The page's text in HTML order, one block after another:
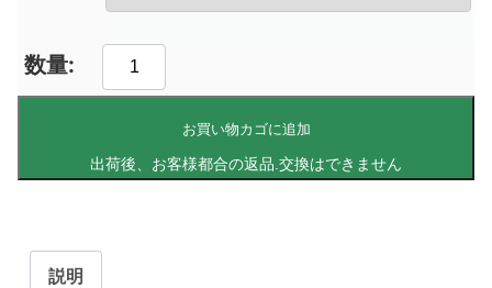
お買い物カゴに追加
説明